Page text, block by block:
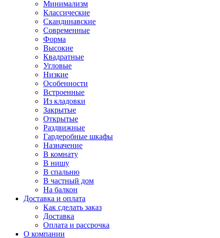
Минимализм
Классические
Скандинавские
Современные
Форма
Высокие
Квадратные
Угловые
Низкие
Особенности
Встроенные
Из кладовки
Закрытые
Открытые
Раздвижные
Гардеробные шкафы
Назначение
В комнату
В нишу
В спальню
В частный дом
На балкон
Доставка и оплата
Как сделать заказ
Доставка
Оплата и рассрочка
О компании